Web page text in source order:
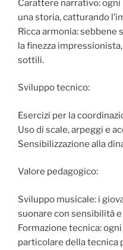
Carattere narrativo: ogni
una storia, catturando
Ricca armonia: sebbene
la finezza
sottili.
Sviluppo tecnico:
Esercizi per la
Uso di scale, arpeggi e
Sensibilizzazione alla
Valore pedagogico:
Sviluppo musicale: i
suonare con sensibilità
Formazione tecnica:
particolare della tecnica